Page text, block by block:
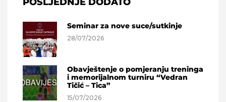
Seminar za nove suce/sutkinje
28/07/2026
Obavještenje o pomjeranju treninga
i memorijalnom turniru “Vedran
Tičić – Tica”
15/07/2026